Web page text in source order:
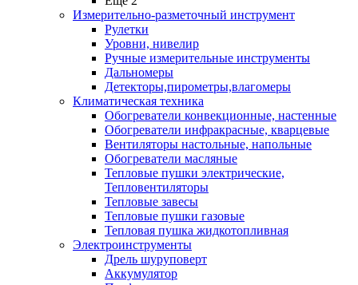
Измерительно-разметочный инструмент
Рулетки
Уровни, нивелир
Ручные измерительные инструменты
Дальномеры
Детекторы,пирометры,влагомеры
Климатическая техника
Обогреватели конвекционные, настенные
Обогреватели инфракрасные, кварцевые
Вентиляторы настольные, напольные
Обогреватели масляные
Тепловые пушки электрические,
Тепловентиляторы
Тепловые завесы
Тепловые пушки газовые
Тепловая пушка жидкотопливная
Электроинструменты
Дрель шуруповерт
Аккумулятор